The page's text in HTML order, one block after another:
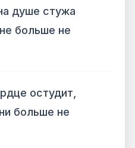
душе стужа
больше не
остудит,
больше не